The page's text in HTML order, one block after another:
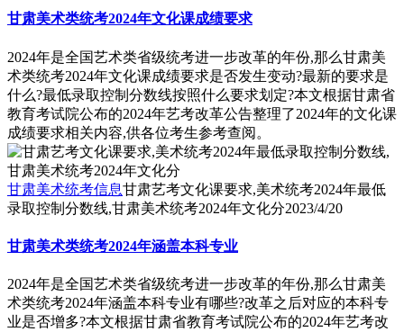
甘肃美术类统考2024年文化课成绩要求
2024年是全国艺术类省级统考进一步改革的年份,那么甘肃美
术类统考2024年文化课成绩要求是否发生变动?最新的要求是
什么?最低录取控制分数线按照什么要求划定?本文根据甘肃省
教育考试院公布的2024年艺考改革公告整理了2024年的文化课
成绩要求相关内容,供各位考生参考查阅。
甘肃美术统考信息甘肃艺考文化课要求,美术统考2024年最低
录取控制分数线,甘肃美术统考2024年文化分2023/4/20
甘肃美术类统考2024年涵盖本科专业
2024年是全国艺术类省级统考进一步改革的年份,那么甘肃美
术类统考2024年涵盖本科专业有哪些?改革之后对应的本科专
业是否增多?本文根据甘肃省教育考试院公布的2024年艺考改